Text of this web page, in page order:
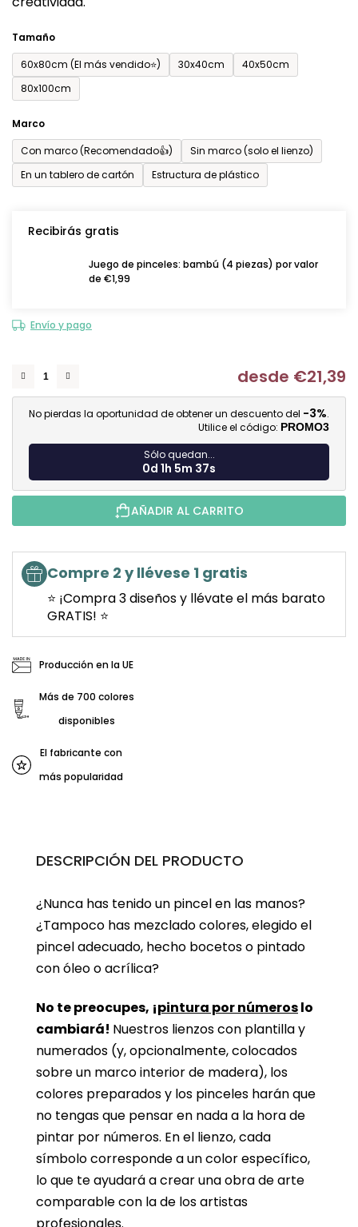
Tamaño
60x80cm (El más vendido⭐)
30x40cm
40x50cm
80x100cm
Marco
Con marco (Recomendado👍)
Sin marco (solo el lienzo)
En un tablero de cartón
Estructura de plástico
Recibirás gratis
Juego de pinceles: bambú (4 piezas) por valor
de €1,99
Envío y pago
desde €21,39
No pierdas la oportunidad de obtener un descuento del -3%.
Utilice el código: PROMO3
Sólo quedan...
0d 1h 5m 36s
AÑADIR AL CARRITO
Compre 2 y llévese 1 gratis
⭐ ¡Compra 3 diseños y llévate el más barato
GRATIS! ⭐
Producción en la UE
Más de 700 colores
disponibles
El fabricante con
más popularidad
DESCRIPCIÓN DEL PRODUCTO
¿Nunca has tenido un pincel en las manos?
¿Tampoco has mezclado colores, elegido el
pincel adecuado, hecho bocetos o pintado
con óleo o acrílica?
No te preocupes, ¡pintura por númeroslo
cambiará! Nuestros lienzos con plantilla y
numerados (y, opcionalmente, colocados
sobre un marco interior de madera), los
colores preparados y los pinceles harán que
no tengas que pensar en nada a la hora de
pintar por números. En el lienzo, cada
símbolo corresponde a un color específico,
lo que te ayudará a crear una obra de arte
comparable con la de los artistas